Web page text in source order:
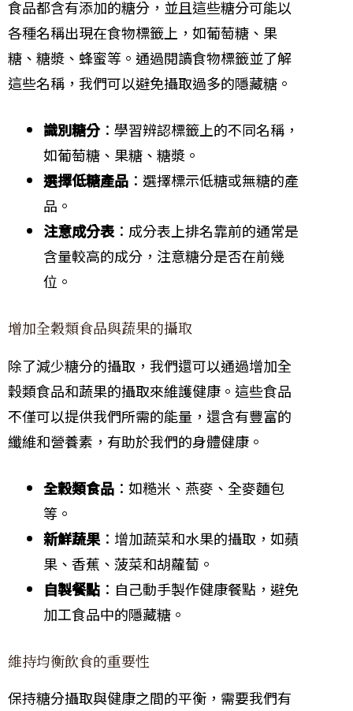
食品都含有添加的糖分，並且這些糖分可能以
各種名稱出現在食物標籤上，如葡萄糖、果
糖、糖漿、蜂蜜等。通過閱讀食物標籤並了解
這些名稱，我們可以避免攝取過多的隱藏糖。
識別糖分：學習辨認標籤上的不同名稱，
如葡萄糖、果糖、糖漿。
選擇低糖產品 ：選擇標示低糖或無糖的產
品。
注意成分表：成分表上排名靠前的通常是
含量較高的成分，注意糖分是否在前幾
位。
增加全穀類食品與蔬果的攝取
除了減少糖分的攝取，我們還可以通過增加全
穀類食品和蔬果的攝取來維護健康。這些食品
不僅可以提供我們所需的能量，還含有豐富的
纖維和營養素，有助於我們的身體健康。
全穀類食品 ：如糙米、燕麥、全麥麵包
等。
新鮮蔬果 ：增加蔬菜和水果的攝取，如蘋
果、香蕉、菠菜和胡蘿蔔。
自製餐點 ：自己動手製作健康餐點，避免
加工食品中的隱藏糖。
維持均衡飲食的重要性
保持糖分攝取與健康之間的平衡，需要我們有